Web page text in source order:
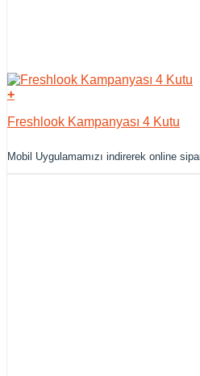
+
Freshlook Kampanyası 4 Kutu
Mobil Uygulamamızı indirerek online